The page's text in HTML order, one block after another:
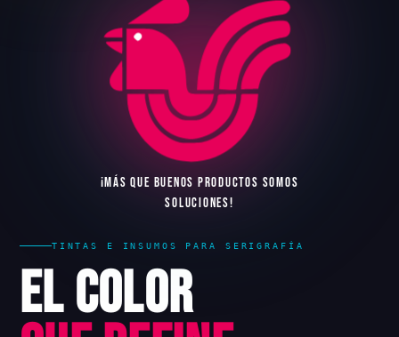
TINTAS E INSUMOS PARA SERIGRAFÍA
El Color
¡MÁS QU E BU ENOS P RO DUCTOS SO M OS
SO LUC O N ES!